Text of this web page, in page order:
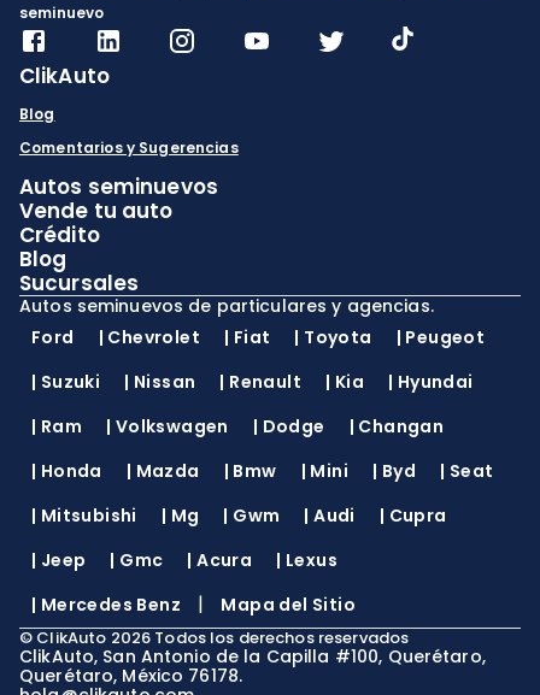
seminuevo
ClikAuto
Blog
Comentarios y Sugerencias
Autos seminuevos
Vende tu auto
Crédito
Blog
Sucursales
Autos seminuevos de particulares y agencias.
Ford
| Chevrolet | Fiat | Toyota | Peugeot
| Suzuki | Nissan | Renault | Kia | Hyundai
| Ram | Volkswagen | Dodge | Changan
| Honda | Mazda | Bmw | Mini | Byd | Seat
| Mitsubishi | Mg | Gwm |Audi | Cupra
| Jeep | Gmc |Acura | Lexus
| Mercedes Benz | Mapa del Sitio
© ClikAuto 2026 Todos los derechos reservados
ClikAuto, San Antonio de la Capilla #100, Querétaro,
Querétaro, México 76178.